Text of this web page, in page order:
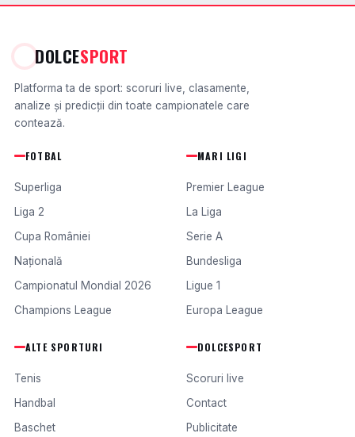
DOLCESPORT
Platforma ta de sport: scoruri live, clasamente,
analize și predicții din toate campionatele care
contează.
FOTBAL
Superliga
Liga 2
Cupa României
Națională
Campionatul Mondial 2026
Champions League
MARI LIGI
Premier League
La Liga
Serie A
Bundesliga
Ligue 1
Europa League
ALTE SPORTURI
Tenis
Handbal
Baschet
DOLCESPORT
Scoruri live
Contact
Publicitate